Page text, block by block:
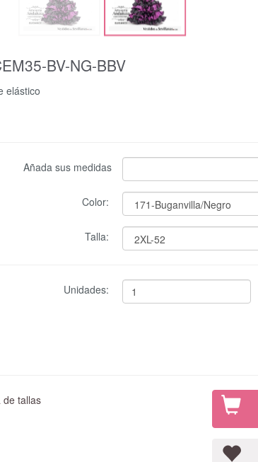
BV-NG-BBV
elástico
Añada sus medidas
Color:
Talla:
Unidades:
tallas